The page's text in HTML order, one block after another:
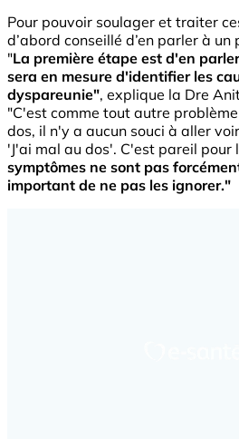
Pour pouvoir soulager et traiter
d’abord conseillé d’en parler à
"La première étape est d'en
sera en mesure d'identifier les
dyspareunie", explique la Dre
"C'est comme tout autre
dos, il n'y a aucun souci à aller
'J'ai mal au dos'. C'est pareil pour
symptômes ne sont pas
important de ne pas les ignorer."